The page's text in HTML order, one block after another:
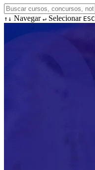
↑↓ Navegar ↵ Selecionar ESC